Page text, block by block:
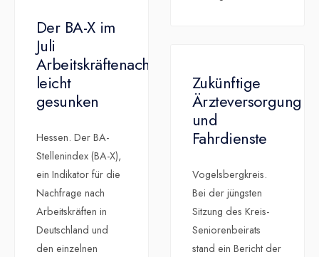
Der BA-X im
Juli
Arbeitskräftenachfrage
leicht
gesunken
Hessen. Der BA-
Stellenindex (BA-X),
ein Indikator für die
Nachfrage nach
Arbeitskräften in
Deutschland und
den einzelnen
Zukünftige
Ärzteversorgung
und
Fahrdienste
Vogelsbergkreis.
Bei der jüngsten
Sitzung des Kreis-
Seniorenbeirats
stand ein Bericht der